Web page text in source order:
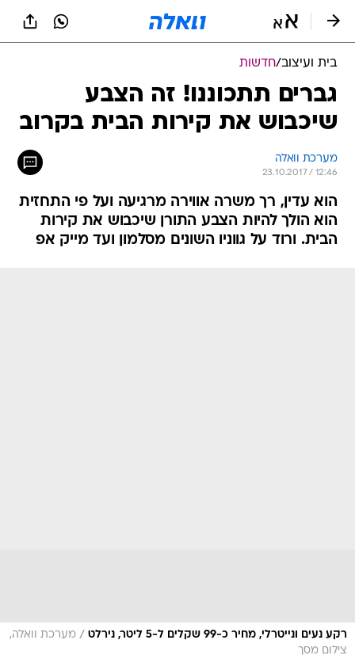
בית ועיצוב/חדשות
גברים תתכוננו! זה הצבע
שיכבוש את קירות הבית בקרוב
מערכת וואלה
23.10.2017 / 12:46
הוא עדין, רך משרה אווירה מרגיעה ועל פי התחזית
הוא הולך להיות הצבע התורן שיכבוש את קירות
הבית. ורוד על גווניו השונים מסלמון ועד מייק אפ
רקע נעים ונייטרלי, מחיר כ-99 שקלים ל-5 ליטר, נירלט / מערכת וואלה,
צילום מסך